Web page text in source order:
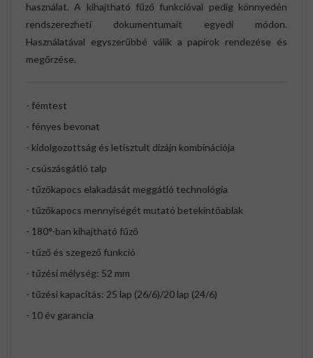
használat. A kihajtható fűző funkcióval pedig könnyedén
rendszerezheti dokumentumait egyedi módon.
Használatával egyszerűbbé válik a papírok rendezése és
megőrzése.
- fémtest
- fényes bevonat
- kidolgozottság és letisztult dizájn kombinációja
- csúszásgátló talp
- tűzőkapocs elakadását meggátló technológia
- tűzőkapocs mennyiségét mutató betekintőablak
- 180°-ban kihajtható fűző
- tűző és szegező funkció
- tűzési mélység: 52 mm
- tűzési kapacitás: 25 lap (26/6)/20 lap (24/6)
- 10 év garancia